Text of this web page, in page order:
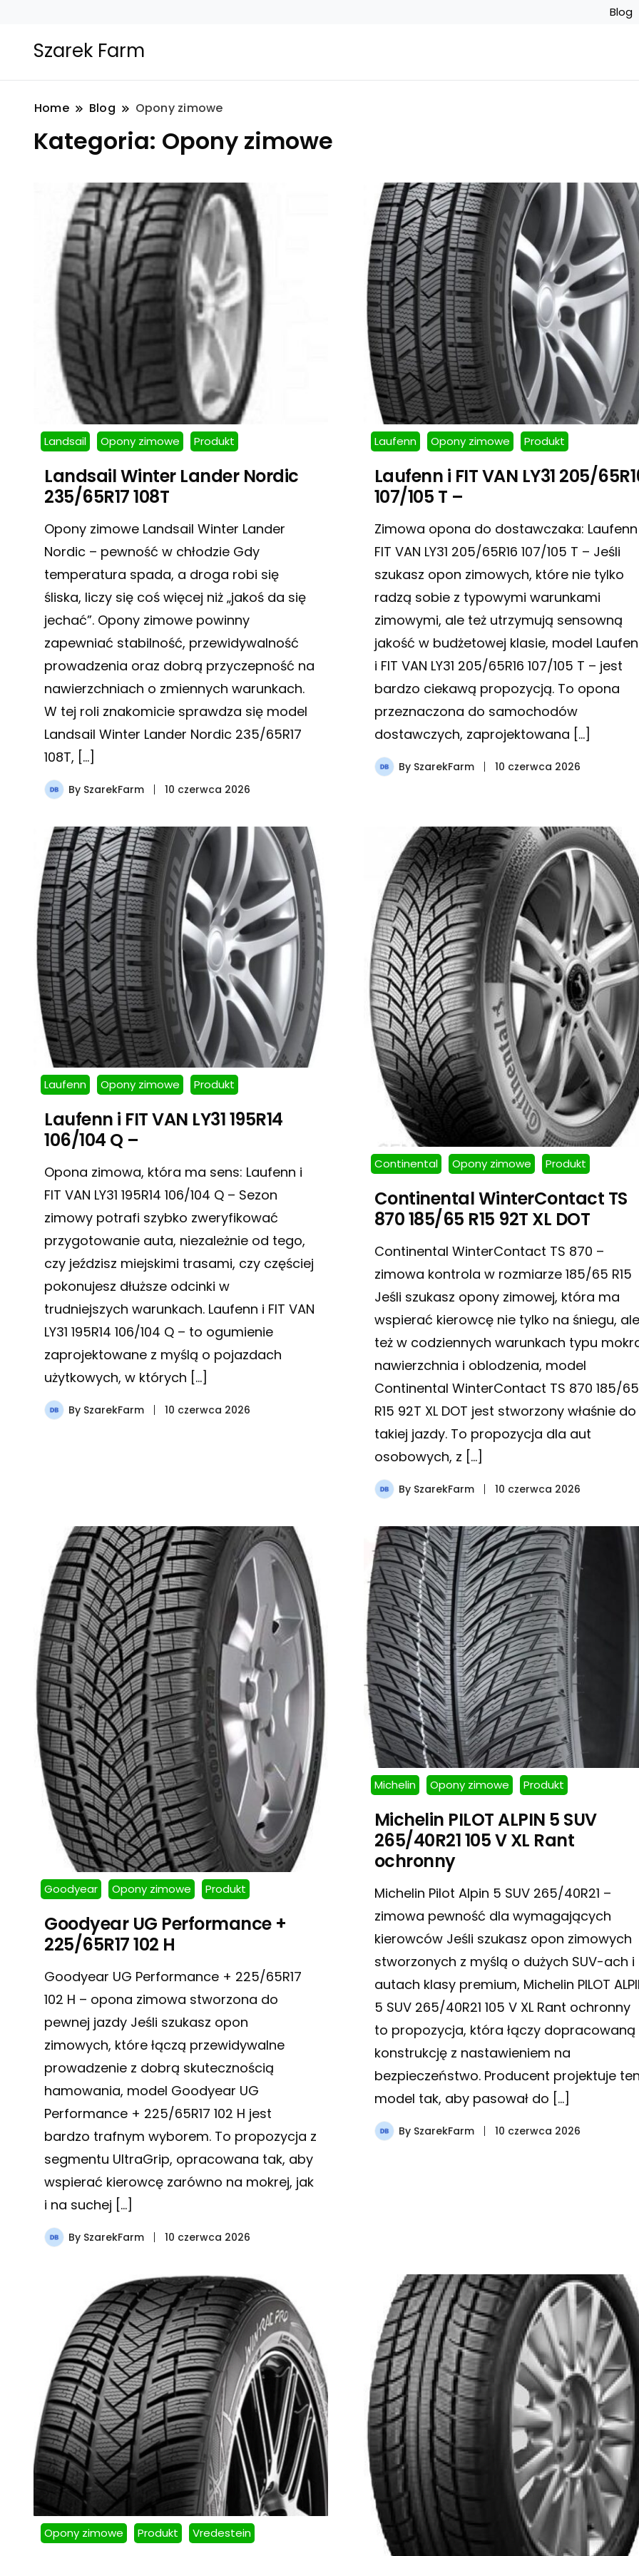
Blog
Szarek Farm
Home Blog Opony zimowe
Kategoria: Opony zimowe
Landsail Opony zimowe Produkt
Landsail Winter Lander Nordic
235/65R17 108T
Opony zimowe Landsail Winter Lander
Nordic – pewność w chłodzie Gdy
temperatura spada, a droga robi się
śliska, liczy się coś więcej niż „jakoś da się
jechać”. Opony zimowe powinny
zapewniać stabilność, przewidywalność
prowadzenia oraz dobrą przyczepność na
nawierzchniach o zmiennych warunkach.
W tej roli znakomicie sprawdza się model
Landsail Winter Lander Nordic 235/65R17
108T, […]
By SzarekFarm 10 czerwca 2026
Laufenn Opony zimowe Produkt
Laufenn i FIT VAN LY31 205/
107/105 T –
Zimowa opona do dostawczaka:
FIT VAN LY31 205/65R16 107/105 T – Jeśli
szukasz opon zimowych, które nie tylko
radzą sobie z typowymi warunkami
zimowymi, ale też utrzymują sensowną
jakość w budżetowej klasie, model
i FIT VAN LY31 205/65R16 107/105 T – jest
bardzo ciekawą propozycją. To opona
przeznaczona do samochodów
dostawczych, zaprojektowana […]
By SzarekFarm 10 czerwca 2026
Laufenn Opony zimowe Produkt
Laufenn i FIT VAN LY31 195R14
106/104 Q –
Opona zimowa, która ma sens: Laufenn i
FIT VAN LY31 195R14 106/104 Q – Sezon
zimowy potrafi szybko zweryfikować
przygotowanie auta, niezależnie od tego,
czy jeździsz miejskimi trasami, czy częściej
pokonujesz dłuższe odcinki w
trudniejszych warunkach. Laufenn i FIT VAN
LY31 195R14 106/104 Q – to ogumienie
zaprojektowane z myślą o pojazdach
użytkowych, w których […]
By SzarekFarm 10 czerwca 2026
Continental Opony zimowe Produkt
Continental WinterContact TS
870 185/65 R15 92T XL DOT
Continental WinterContact TS 870 –
zimowa kontrola w rozmiarze 185/65 R15
Jeśli szukasz opony zimowej, która ma
wspierać kierowcę nie tylko na śniegu, ale
też w codziennych warunkach typu
nawierzchnia i oblodzenia, model
Continental WinterContact TS 870 185/65
R15 92T XL DOT jest stworzony właśnie do
takiej jazdy. To propozycja dla aut
osobowych, z […]
By SzarekFarm 10 czerwca 2026
Goodyear Opony zimowe Produkt
Goodyear UG Performance +
225/65R17 102 H
Goodyear UG Performance + 225/65R17
102 H – opona zimowa stworzona do
pewnej jazdy Jeśli szukasz opon
zimowych, które łączą przewidywalne
prowadzenie z dobrą skutecznością
hamowania, model Goodyear UG
Performance + 225/65R17 102 H jest
bardzo trafnym wyborem. To propozycja z
segmentu UltraGrip, opracowana tak, aby
wspierać kierowcę zarówno na mokrej, jak
i na suchej […]
By SzarekFarm 10 czerwca 2026
Michelin Opony zimowe Produkt
Michelin PILOT ALPIN 5 SUV
265/40R21 105 V XL Rant
ochronny
Michelin Pilot Alpin 5 SUV 265/40R21 –
zimowa pewność dla wymagających
kierowców Jeśli szukasz opon zimowych
stworzonych z myślą o dużych SUV-ach i
autach klasy premium, Michelin PILOT
5 SUV 265/40R21 105 V XL Rant ochronny
to propozycja, która łączy dopracowaną
konstrukcję z nastawieniem na
bezpieczeństwo. Producent projektuje
model tak, aby pasował do […]
By SzarekFarm 10 czerwca 2026
Opony zimowe Produkt Vredestein